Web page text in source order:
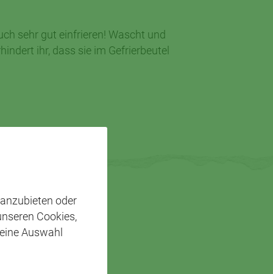
sehr gut einfrieren! Wascht und
ihr, dass sie im Gefrierbeutel
oder
Cookies,
Auswahl